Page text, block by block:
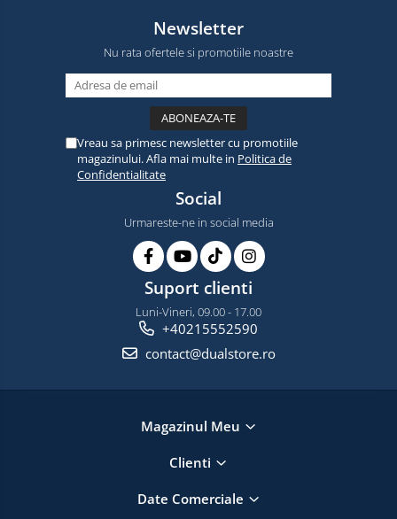
Newsletter
Nu rata ofertele si promotiile noastre
Vreau sa primesc newsletter cu promotiile
magazinului. Afla mai multe in Politica de
Confidentialitate
Social
Urmareste-ne in social media
Suport clienti
Luni-Vineri, 09.00 - 17.00
+40215552590
contact@dualstore.ro
Magazinul Meu
Clienti
Date Comerciale